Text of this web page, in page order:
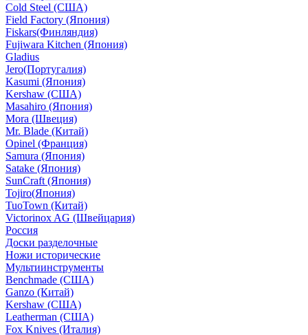
Cold Steel (США)
Field Factory (Япония)
Fiskars(Финляндия)
Fujiwara Kitchen (Япония)
Gladius
Jero(Португалия)
Kasumi (Япония)
Kershaw (США)
Masahiro (Япония)
Mora (Швеция)
Mr. Blade (Китай)
Opinel (Франция)
Samura (Япония)
Satake (Япония)
SunCraft (Япония)
Tojiro(Япония)
TuoTown (Китай)
Victorinox AG (Швейцария)
Россия
Доски разделочные
Ножи исторические
Мультиинструменты
Benchmade (США)
Ganzo (Китай)
Kershaw (США)
Leatherman (США)
Fox Knives (Италия)